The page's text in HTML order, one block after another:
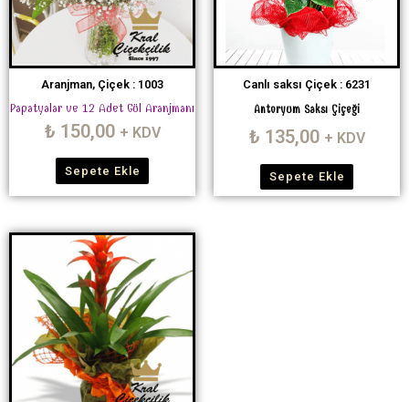
Aranjman, Çiçek : 1003
Papatyalar ve 12 Adet Gül Aranjmanı
₺ 150,00 + KDV
Sepete Ekle
Canlı saksı Çiçek : 6231
Antoryum Saksı Çiçeği
₺ 135,00 + KDV
Sepete Ekle